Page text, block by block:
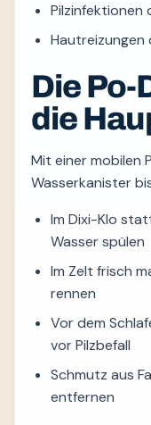
Pilzinfektionen
Hautreizungen
Die
die
Mit einer mobilen Po-Dusche und einem
Wasserkanister
Im Dixi-Klo
Wasser spülen
Im Zelt frisch
rennen
Vor dem
vor Pilzbefall
Schmutz aus
entfernen